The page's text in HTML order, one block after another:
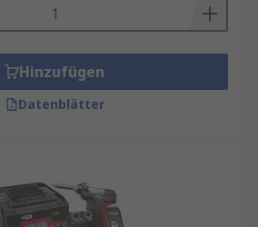
sind empfindlich
Mit einer Lötstation
exakt einstellen und
sorgt nicht nur für
verlängert auch die
und der Bauteile.
: Moderne
in wenigen
Hinzufügen
Datenblätter